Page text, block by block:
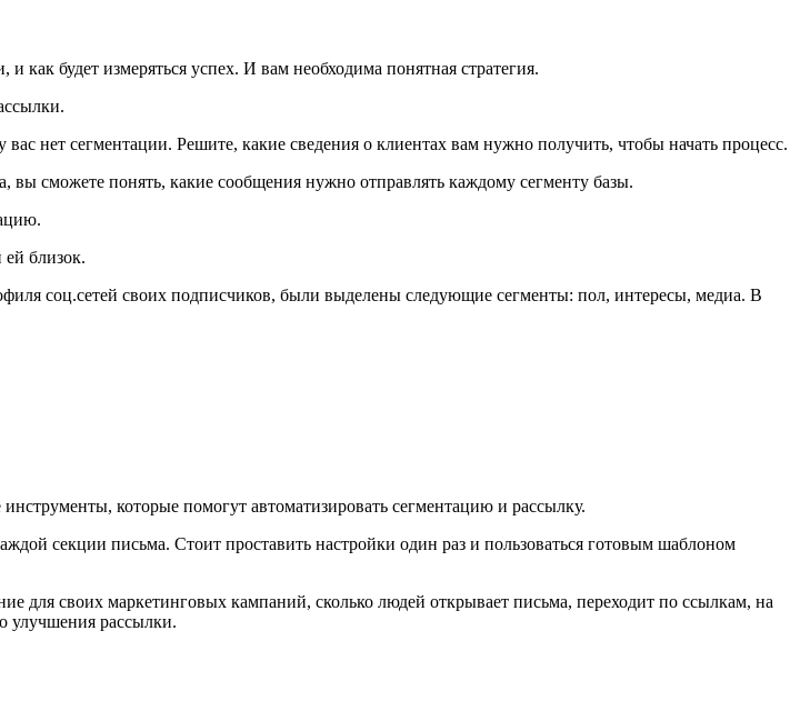
как будет измеряться успех. И вам необходима понятная стратегия.
нет сегментации. Решите, какие сведения о клиентах вам нужно получить, чтобы начать процесс.
вы сможете понять, какие сообщения нужно отправлять каждому сегменту базы.
близок.
соц.сетей своих подписчиков, были выделены следующие сегменты: пол, интересы, медиа. В
инструменты, которые помогут автоматизировать сегментацию и рассылку.
секции письма. Стоит проставить настройки один раз и пользоваться готовым шаблоном
для своих маркетинговых кампаний, сколько людей открывает письма, переходит по ссылкам, на
улучшения рассылки.